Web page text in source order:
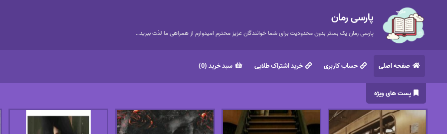
پارسی رمان
پارسی رمان یک بستر بدون محدودیت برای شما خوانندگان عزیز محترم امیدوارم از همراهی ما لذت ببرید…
صفحه اصلی حساب کاربری خرید اشتراک طلایی سبد خرید (0)
پست های ویژه